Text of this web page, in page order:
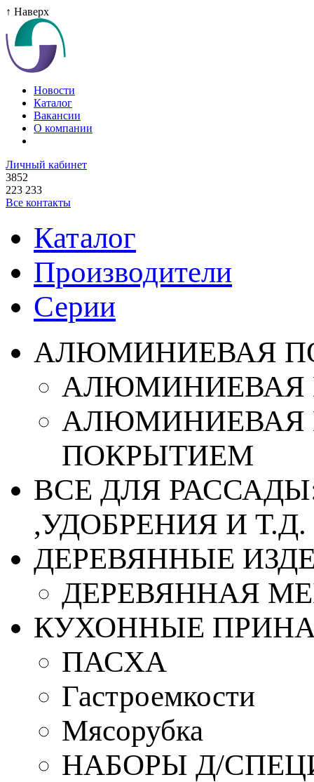
↑ Наверх
Новости
Каталог
Вакансии
О компании
Личный кабинет
3852
223 233
Все контакты
Каталог
Производители
Серии
АЛЮМИНИЕВАЯ
АЛЮМИНИЕВАЯ
АЛЮМИНИЕВАЯ
ПОКРЫТИЕМ
ВСЕ ДЛЯ
,УДОБРЕНИЯ И Т.Д.
ДЕРЕВЯННЫЕ
ДЕРЕВЯННАЯ
КУХОННЫЕ
ПАСХА
Гастроемкости
Мясорубка
НАБОРЫ Д/